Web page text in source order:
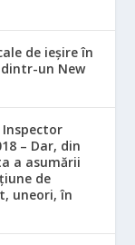
de ieșire în
un New
Inspector
– Dar, din
a asumării
de
uneori, în